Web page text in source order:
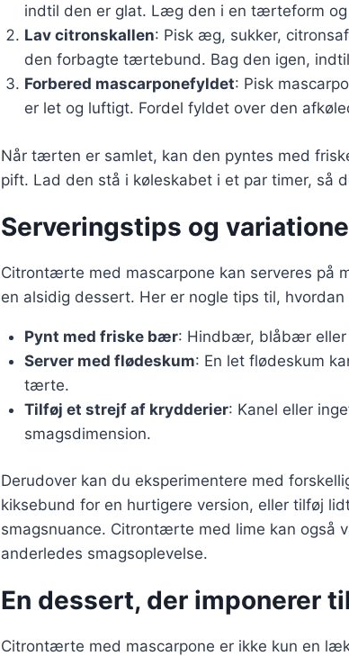
indtil den er glat. Læg den i en tærteform
Lav citronskallen: Pisk æg, sukker,
den forbagte tærtebund. Bag den igen,
Forbered mascarponefyldet: Pisk
er let og luftigt. Fordel fyldet over den
Når tærten er samlet, kan den pyntes med
pift. Lad den stå i køleskabet i et par timer, så
Serveringstips og
Citrontærte med mascarpone kan serveres på
en alsidig dessert. Her er nogle tips til,
Pynt med friske bær: Hindbær, blåbær eller
Server med flødeskum: En let flødeskum
tærte.
Tilføj et strejf af krydderier: Kanel eller
smagsdimension.
Derudover kan du eksperimentere med
kiksebund for en hurtigere version, eller tilføj
smagsnuance. Citrontærte med lime kan også
anderledes smagsoplevelse.
En dessert, der imponerer
Citrontærte med mascarpone er ikke kun en